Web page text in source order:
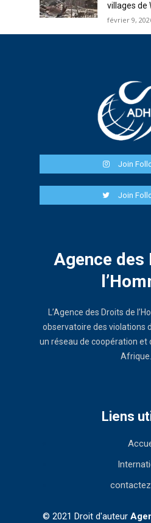
villages de
février 9,
Join
Join
Agence des
L’Agence des Droits de
observatoire des violations
un réseau de coopération et
Afrique.
Liens
© 2021 Droit d'auteur